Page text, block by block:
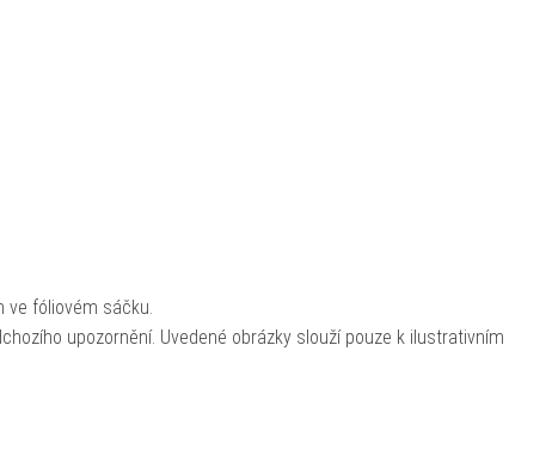
ve fóliovém sáčku.
upozornění. Uvedené obrázky slouží pouze k ilustrativním